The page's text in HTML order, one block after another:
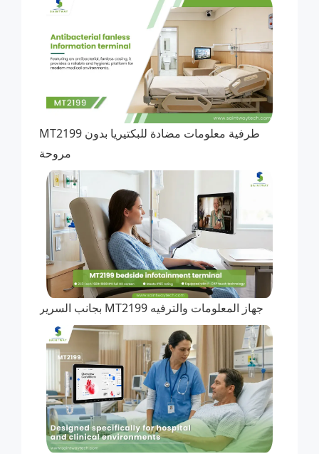
MT2199 طرفية معلومات مضادة للبكتيريا بدون
مروحة
جهاز المعلومات والترفيه MT2199 بجانب السرير